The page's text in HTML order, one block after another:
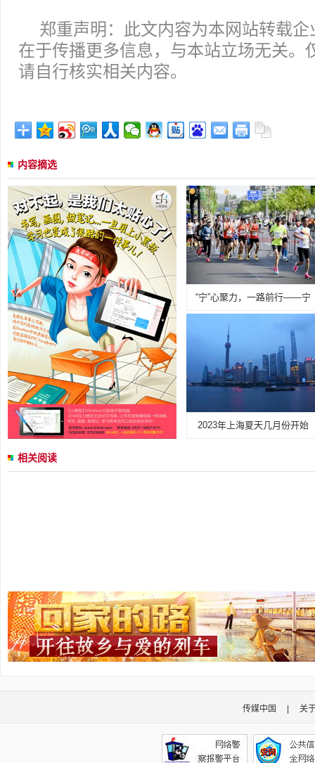
郑重声明：此文内容为本网站转载
在于传播更多信息，与本站立场无关。
请自行核实相关内容。
内容摘选
“宁”心聚力，一路前行——宁
2023年上海夏天几月份开始
相关阅读
传媒中国 关